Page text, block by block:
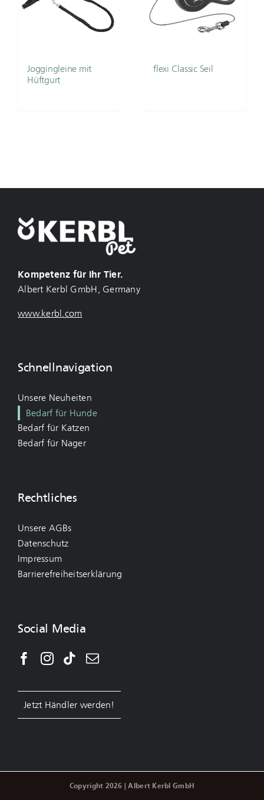
Joggingleine mit
Hüftgurt
flexi Classic Seil
Kompetenz für Ihr Tier.
Albert Kerbl GmbH, Germany
www.kerbl.com
Schnellnavigation
Unsere Neuheiten
Bedarf für Hunde
Bedarf für Katzen
Bedarf für Nager
Rechtliches
Unsere AGBs
Datenschutz
Impressum
Barrierefreiheitserklärung
Social Media
Jetzt Händler werden!
Copyright 2026 | Albert Kerbl GmbH